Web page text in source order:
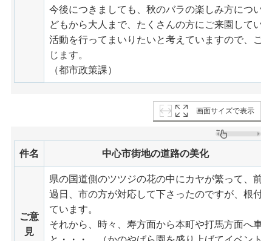
今後につきましても、秋のバラの楽しみ方につい
どもから大人まで、たくさんの方にご来園してい
活動を行ってまいりたいと考えていますので、ご
じます。
（都市政策課）
画面サイズで表示
件名 中心市街地の道路の美化
ご意
見
県の国道側のツツジの花の中にカヤが繁って、前
過日、市の方が対応して下さったのですが、根付
ています。
それから、時々、寿方面から本町や打馬方面へ車